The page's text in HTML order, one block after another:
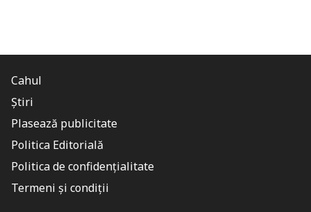
Cahul
Știri
Plasează publicitate
Politica Editorială
Politica de confidențialitate
Termeni și condiții